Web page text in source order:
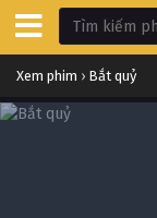
Xem phim › Bắt quỷ